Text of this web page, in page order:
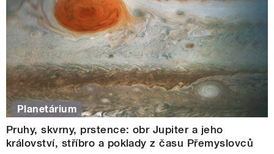
Planetárium
Pruhy, skvrny, prstence: obr Jupiter a jeho
království, stříbro a poklady z času Přemyslovců